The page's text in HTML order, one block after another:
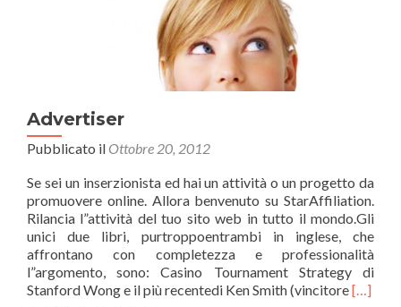
Advertiser
Pubblicato il Ottobre 20, 2012
Se sei un inserzionista ed hai un attività o un progetto da
promuovere online. Allora benvenuto su StarAffiliation.
Rilancia l”attività del tuo sito web in tutto il mondo.Gli
unici due libri, purtroppoentrambi in inglese, che
affrontano con completezza e professionalità
l”argomento, sono: Casino Tournament Strategy di
Stanford Wong e il più recentedi Ken Smith (vincitoreL[…]